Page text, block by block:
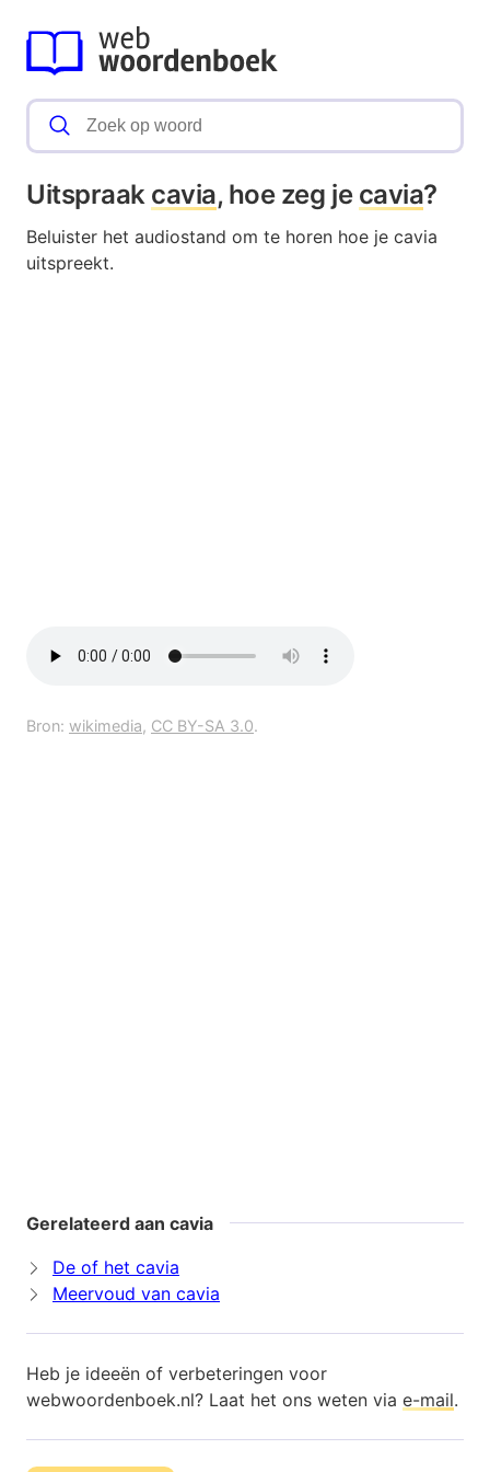
Uitspraak cavia, hoe zeg je cavia?
Beluister het audiostand om te horen hoe je cavia
uitspreekt.
Bron: wikimedia, CC BY-SA 3.0.
Gerelateerd aan cavia
De of het cavia
Meervoud van cavia
Heb je ideeën of verbeteringen voor
webwoordenboek.nl? Laat het ons weten via e-mail.